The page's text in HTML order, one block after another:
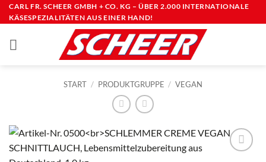
Zum
Inhalt
CARL FR. SCHEER GMBH + CO. KG – ÜBER 2.000 INTERNATIONALE
KÄSESPEZIALITÄTEN AUS EINER HAND!
START / PRODUKTGRUPPE / VEGAN